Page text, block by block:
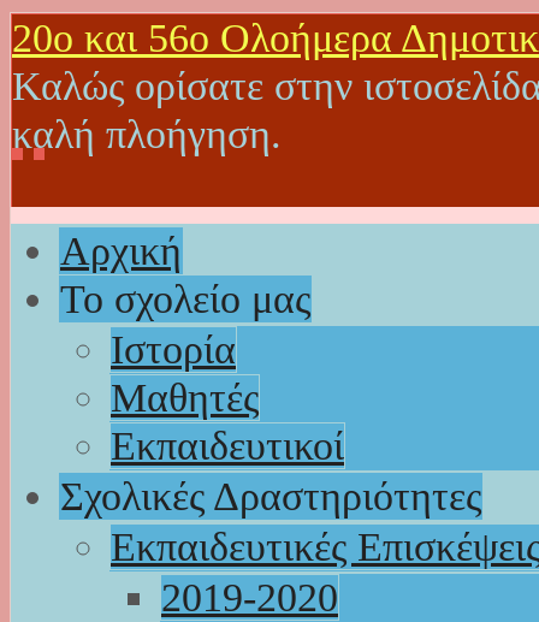
20o και 56ο Ολοήμερα
Καλώς ορίσατε στην
καλή πλοήγηση.
Αρχική
Το σχολείο μας
Ιστορία
Μαθητές
Εκπαιδευτικοί
Σχολικές Δραστηριότητες
Εκπαιδευτικές
2019-2020